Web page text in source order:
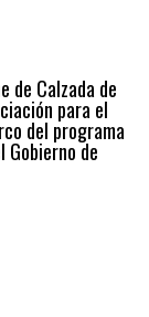
de Calzada de
para el
del programa
Gobierno de